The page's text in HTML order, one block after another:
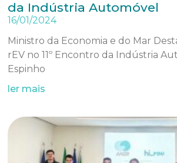
da Indústria Automóvel
16/01/2024
Ministro da Economia e do Mar
rEV no 11º Encontro da Indústria
Espinho
ler mais